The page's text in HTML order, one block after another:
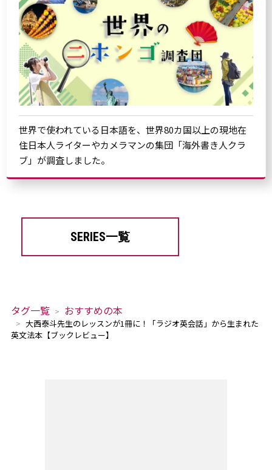
世界で使われている日本語を、世界80カ国以上の現地在
住日本人ライターやカメラマンの集団「海外書き人クラ
ブ」が調査しました。
SERIES一覧
タグ一覧 おすすめの本
大西泰斗先生のレッスンが1冊に！「ラジオ英会話」から生まれた
英文法本【ブックレビュー】